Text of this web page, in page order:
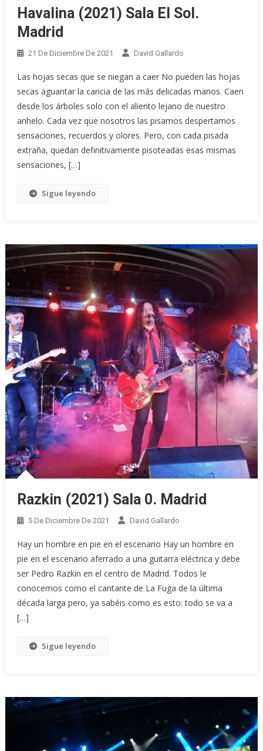
Havalina (2021) Sala El Sol.
Madrid
21 De Diciembre De 2021 David Gallardo
Las hojas secas que se niegan a caer No pueden las hojas
secas aguantar la caricia de las más delicadas manos. Caen
desde los árboles solo con el aliento lejano de nuestro
anhelo. Cada vez que nosotros las pisamos despertamos
sensaciones, recuerdos y olores. Pero, con cada pisada
extraña, quedan definitivamente pisoteadas esas mismas
sensaciones, […]
Sigue leyendo
Razkin (2021) Sala 0. Madrid
5 De Diciembre De 2021 David Gallardo
Hay un hombre en pie en el escenario Hay un hombre en
pie en el escenario aferrado a una guitarra eléctrica y debe
ser Pedro Razkin en el centro de Madrid. Todos le
conocemos como el cantante de La Fuga de la última
década larga pero, ya sabéis como es esto: todo se va a
[…]
Sigue leyendo